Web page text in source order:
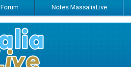
Forum Notes MassaliaLive